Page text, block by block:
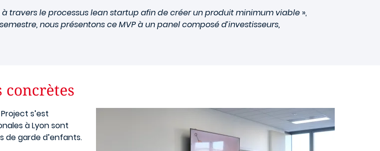
travers le processus lean startup afin de créer un produit minimum viable »,
nous présentons ce MVP à un panel composé d’investisseurs,
s’est
à Lyon sont
de garde d’enfants.